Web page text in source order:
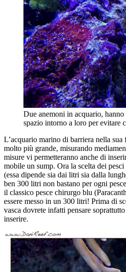
Due anemoni in acquario,
spazio intorno a loro per evitare
L’acquario marino di barriera nella sua
molto più grande, misurando
misure vi permetteranno anche di
mobile un sump. Ora la scelta dei
(essa dipende sia dai litri sia dalla
ben 300 litri non bastano per ogni
il classico pesce chirurgo blu
essere messo in un 300 litri! Prima di
vasca dovrete infatti pensare
inserire.